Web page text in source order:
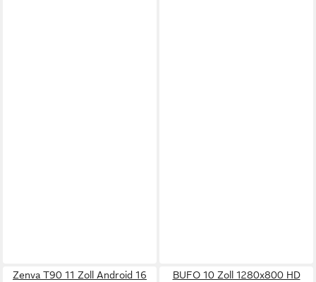
Zenva T90 11 Zoll Android 16
BUFO 10 Zoll 1280x800 HD